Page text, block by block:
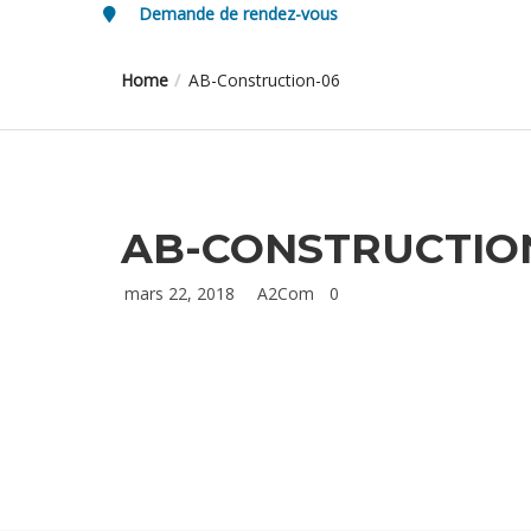
Demande de rendez-vous
Home AB-Construction-06
AB-
mars 22, 2018 A2Com 0